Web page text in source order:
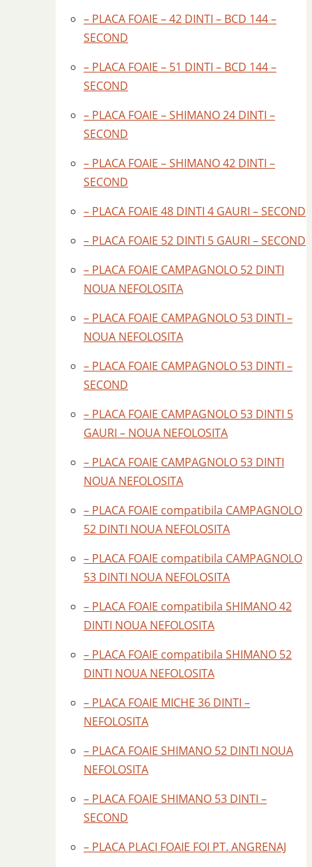
– PLACA FOAIE – 42 DINTI – BCD 144 –
SECOND
– PLACA FOAIE – 51 DINTI – BCD 144 –
SECOND
– PLACA FOAIE – SHIMANO 24 DINTI –
SECOND
– PLACA FOAIE – SHIMANO 42 DINTI –
SECOND
– PLACA FOAIE 48 DINTI 4 GAURI – SECOND
– PLACA FOAIE 52 DINTI 5 GAURI – SECOND
– PLACA FOAIE CAMPAGNOLO 52 DINTI
NOUA NEFOLOSITA
– PLACA FOAIE CAMPAGNOLO 53 DINTI –
NOUA NEFOLOSITA
– PLACA FOAIE CAMPAGNOLO 53 DINTI –
SECOND
– PLACA FOAIE CAMPAGNOLO 53 DINTI 5
GAURI – NOUA NEFOLOSITA
– PLACA FOAIE CAMPAGNOLO 53 DINTI
NOUA NEFOLOSITA
– PLACA FOAIE compatibila CAMPAGNOLO
52 DINTI NOUA NEFOLOSITA
– PLACA FOAIE compatibila CAMPAGNOLO
53 DINTI NOUA NEFOLOSITA
– PLACA FOAIE compatibila SHIMANO 42
DINTI NOUA NEFOLOSITA
– PLACA FOAIE compatibila SHIMANO 52
DINTI NOUA NEFOLOSITA
– PLACA FOAIE MICHE 36 DINTI –
NEFOLOSITA
– PLACA FOAIE SHIMANO 52 DINTI NOUA
NEFOLOSITA
– PLACA FOAIE SHIMANO 53 DINTI –
SECOND
– PLACA PLACI FOAIE FOI PT. ANGRENAJ